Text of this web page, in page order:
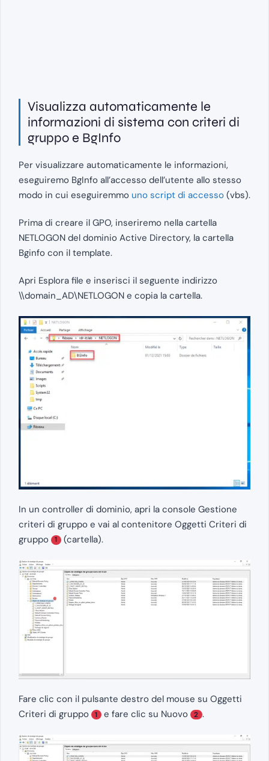
Visualizza automaticamente le
informazioni di sistema con criteri di
gruppo e BgInfo
Per visualizzare automaticamente le informazioni,
eseguiremo BgInfo all’accesso dell’utente allo stesso
modo in cui eseguiremmo uno script di accesso (vbs).
Prima di creare il GPO, inseriremo nella cartella
NETLOGON del dominio Active Directory, la cartella
Bginfo con il template.
Apri Esplora file e inserisci il seguente indirizzo
\\domain_AD\NETLOGON e copia la cartella.
In un controller di dominio, apri la console Gestione
criteri di gruppo e vai al contenitore Oggetti Criteri di
gruppo
1 (cartella).
Fare clic con il pulsante destro del mouse su Oggetti
Criteri di gruppo
1 e fare clic su Nuovo 2 .